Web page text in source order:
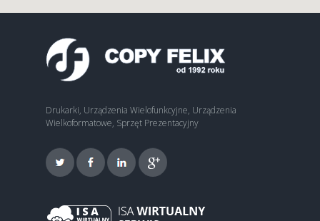
Drukarki, Urządzenia Wielofunkcyjne, Urządzenia
Wielkoformatowe, Sprzęt Prezentacyjny